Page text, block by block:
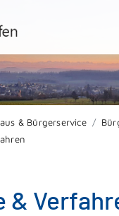
& Bürgerservice
&